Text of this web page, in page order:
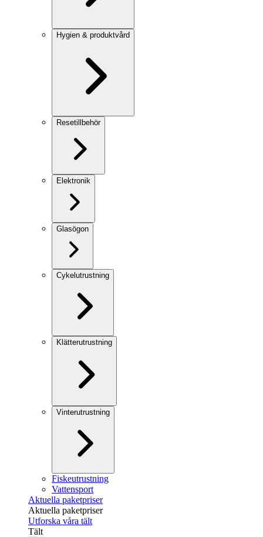
Hygien & produktvård
Resetillbehör
Elektronik
Glasögon
Cykelutrustning
Klätterutrustning
Vinterutrustning
Fiskeutrustning
Vattensport
Aktuella paketpriser
Aktuella paketpriser
Utforska våra tält
Tält